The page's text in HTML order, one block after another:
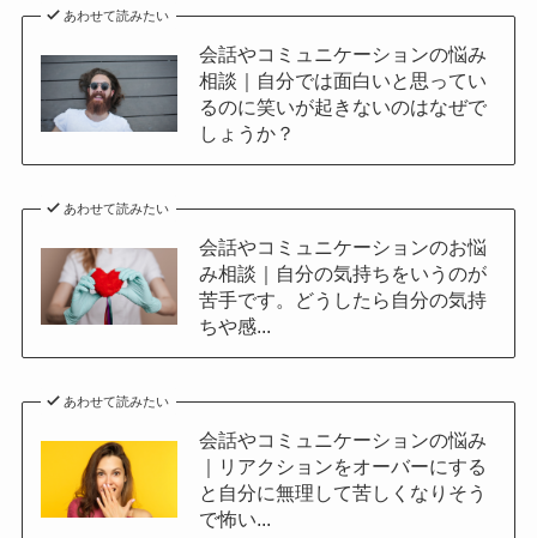
あわせて読みたい
会話やコミュニケーションの悩み
相談｜自分では面白いと思ってい
るのに笑いが起きないのはなぜで
しょうか？
あわせて読みたい
会話やコミュニケーションのお悩
み相談｜自分の気持ちをいうのが
苦手です。どうしたら自分の気持
ちや感...
あわせて読みたい
会話やコミュニケーションの悩み
｜リアクションをオーバーにする
と自分に無理して苦しくなりそう
で怖い...